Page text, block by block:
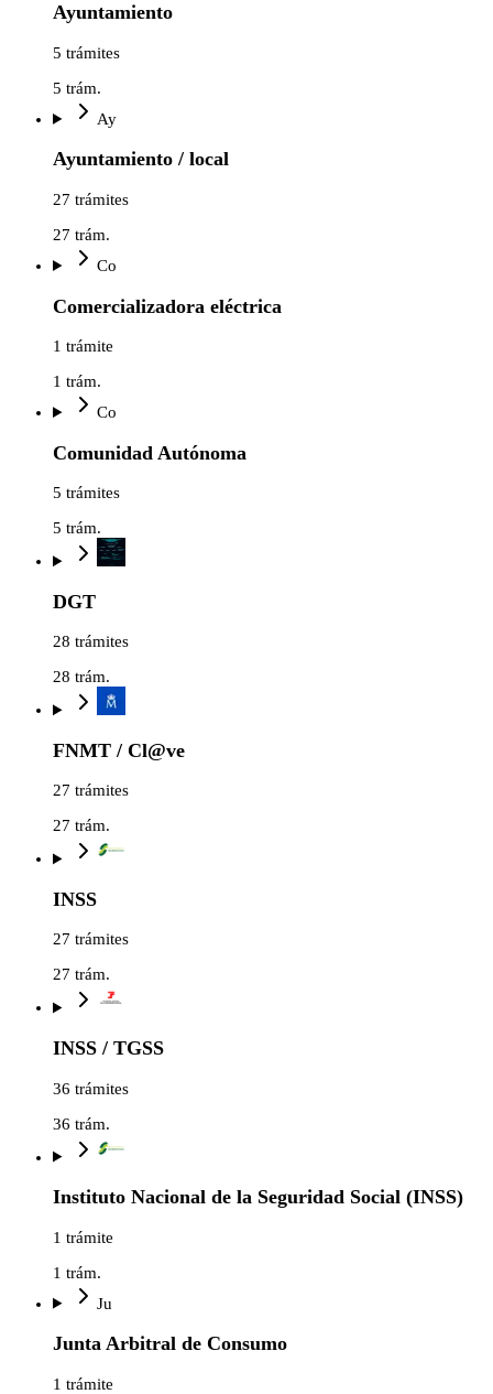
Ayuntamiento
5 trámites
5 trám.
Ay
Ayuntamiento / local
27 trámites
27 trám.
Co
Comercializadora eléctrica
1 trámite
1 trám.
Co
Comunidad Autónoma
5 trámites
5 trám.
DGT
28 trámites
28 trám.
FNMT / Cl@ve
27 trámites
27 trám.
INSS
27 trámites
27 trám.
INSS / TGSS
36 trámites
36 trám.
Instituto Nacional de la Seguridad Social (INSS)
1 trámite
1 trám.
Ju
Junta Arbitral de Consumo
1 trámite